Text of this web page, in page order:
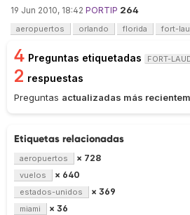
19 Jun 2010, 18:42 PORTIP 264
aeropuertos orlando florida fort-
4 Preguntas etiquetadas FORT-
2 respuestas
Preguntas actualizadas más
Etiquetas relacionadas
aeropuertos × 728
vuelos × 640
estados-unidos × 369
miami × 36